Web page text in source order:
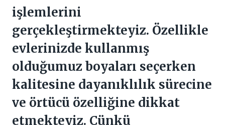
işlemlerini
gerçekleştirmekteyiz. Özellikle
evlerinizde kullanmış
olduğumuz boyaları seçerken
kalitesine dayanıklılık sürecine
ve örtücü özelliğine dikkat
etmekteyiz. Çünkü